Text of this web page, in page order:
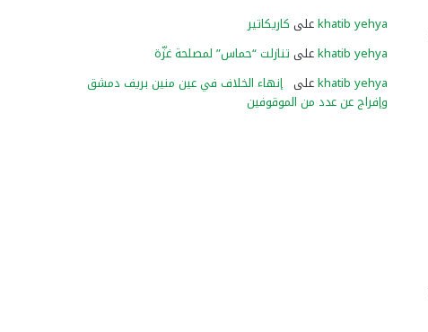
khatib yehyaعلى كاريكاتير
khatib yehyaعلى تنازلت “حماس” لمصلحة غزّة
khatib yehyaعلى إنهاء الخلاف في عين منين بريف دمشق
وإفراج عن عدد من الموقوفين